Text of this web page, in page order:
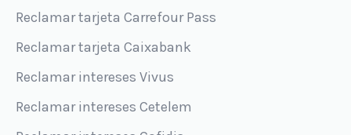
Reclamar tarjeta Carrefour Pass
Reclamar tarjeta Caixabank
Reclamar intereses Vivus
Reclamar intereses Cetelem